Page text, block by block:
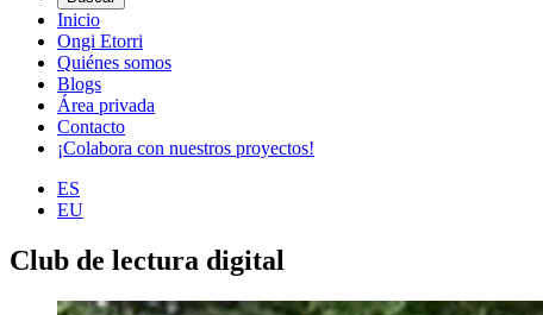
Inicio
Ongi Etorri
Quiénes somos
Blogs
Área privada
Contacto
¡Colabora con nuestros proyectos!
ES
EU
Club de lectura digital